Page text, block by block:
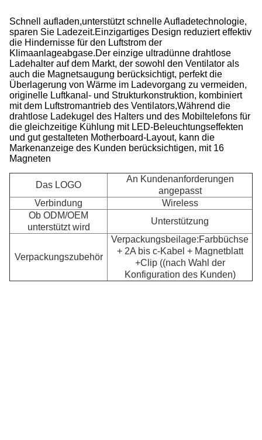
Schnell aufladen,unterstützt schnelle Aufladetechnologie,
sparen Sie Ladezeit.Einzigartiges Design reduziert effektiv
die Hindernisse für den Luftstrom der
Klimaanlageabgase.Der einzige ultradünne drahtlose
Ladehalter auf dem Markt, der sowohl den Ventilator als
auch die Magnetsaugung berücksichtigt, perfekt die
Überlagerung von Wärme im Ladevorgang zu vermeiden,
originelle Luftkanal- und Strukturkonstruktion, kombiniert
mit dem Luftstromantrieb des Ventilators,Während die
drahtlose Ladekugel des Halters und des Mobiltelefons für
die gleichzeitige Kühlung mit LED-Beleuchtungseffekten
und gut gestalteten Motherboard-Layout, kann die
Markenanzeige des Kunden berücksichtigen, mit 16
Magneten
Das LOGO
An Kundenanforderungen
angepasst
Verbindung
Wireless
Ob ODM/OEM
unterstützt wird
Unterstützung
Verpackungszubehör
Verpackungsbeilage:Farbbüchse
+ 2A bis c-Kabel + Magnetblatt
+Clip ((nach Wahl der
Konfiguration des Kunden)